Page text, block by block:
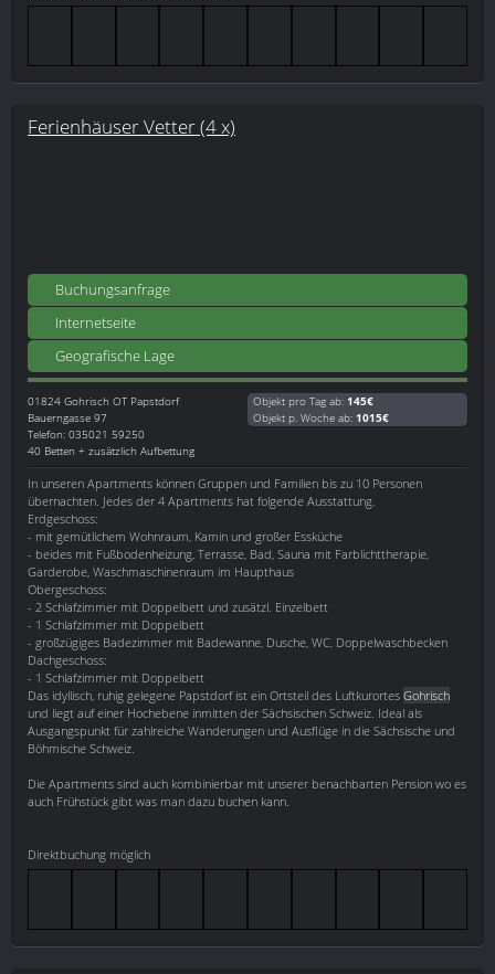
Ferienhäuser Vetter (4 x)
Buchungsanfrage
Internetseite
Geografische Lage
01824 Gohrisch OT Papstdorf
Bauerngasse 97
Telefon: 035021 59250
40 Betten + zusätzlich Aufbettung
Objekt pro Tag ab: 145€
Objekt p. Woche ab: 1015€
In unseren Apartments können Gruppen und Familien bis zu 10 Personen
übernachten. Jedes der 4 Apartments hat folgende Ausstattung.
Erdgeschoss:
- mit gemütlichem Wohnraum, Kamin und großer Essküche
- beides mit Fußbodenheizung, Terrasse, Bad, Sauna mit Farblichttherapie,
Garderobe, Waschmaschinenraum im Haupthaus
Obergeschoss:
- 2 Schlafzimmer mit Doppelbett und zusätzl. Einzelbett
- 1 Schlafzimmer mit Doppelbett
- großzügiges Badezimmer mit Badewanne, Dusche, WC, Doppelwaschbecken
Dachgeschoss:
- 1 Schlafzimmer mit Doppelbett
Das idyllisch, ruhig gelegene Papstdorf ist ein Ortsteil des Luftkurortes Gohrisch
und liegt auf einer Hochebene inmitten der Sächsischen Schweiz. Ideal als
Ausgangspunkt für zahlreiche Wanderungen und Ausflüge in die Sächsische und
Böhmische Schweiz.
Die Apartments sind auch kombinierbar mit unserer benachbarten Pension wo es
auch Frühstück gibt was man dazu buchen kann.
Direktbuchung möglich